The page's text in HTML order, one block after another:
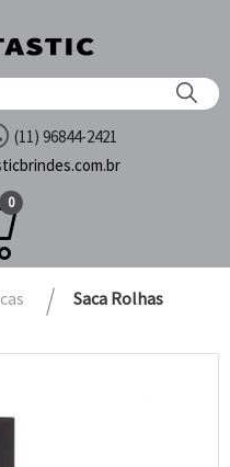
(11) 96844-2421
0
Saca Rolhas